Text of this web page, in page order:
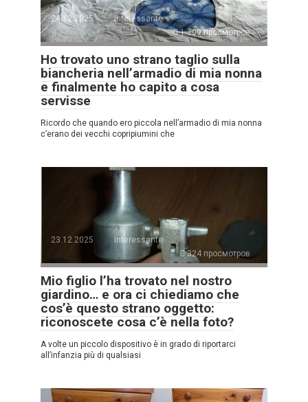
24.12.2025
Interessante
1.309 просмотров
Ho trovato uno strano taglio sulla
biancheria nell’armadio di mia nonna
e finalmente ho capito a cosa
servisse
Ricordo che quando ero piccola nell’armadio di mia nonna
c’erano dei vecchi copripiumini che
23.12.2025
Interessante
324 просмотров
Mio figlio l’ha trovato nel nostro
giardino… e ora ci chiediamo che
cos’è questo strano oggetto:
riconoscete cosa c’è nella foto?
A volte un piccolo dispositivo è in grado di riportarci
all’infanzia più di qualsiasi